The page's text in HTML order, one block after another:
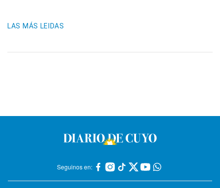
LAS MÁS LEIDAS
Seguinos en: